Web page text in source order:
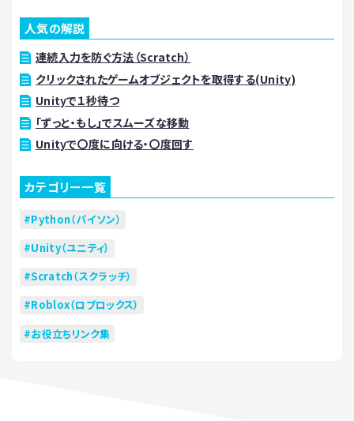
人気の解説
連続入力を防ぐ方法（Scratch）
クリックされたゲームオブジェクトを取得する(Unity)
Unityで１秒待つ
「ずっと・もし」でスムーズな移動
Unityで〇度に向ける・〇度回す
カテゴリー一覧
Python（パイソン）
Unity（ユニティ）
Scratch（スクラッチ）
Roblox（ロブロックス）
お役立ちリンク集